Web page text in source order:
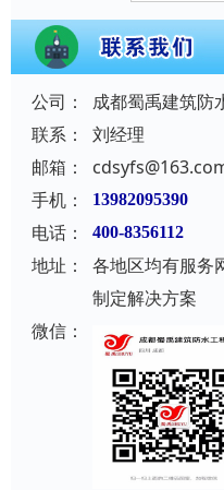
公司：
成都蜀禹建筑防
联系：
刘经理
邮箱：
手机：
13982095390
电话： 400-8356112
地址：
各地区均有服务
制定解决方案
微信：